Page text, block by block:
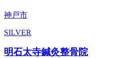
神戸市
SILVER
明石太寺鍼灸整骨院